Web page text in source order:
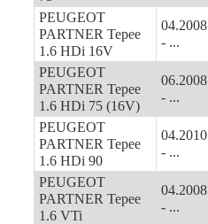
PEUGEOT
PARTNER Tepee
1.6 HDi 16V
04.2008
- ...
PEUGEOT
PARTNER Tepee
1.6 HDi 75 (16V)
06.2008
- ...
PEUGEOT
PARTNER Tepee
1.6 HDi 90
04.2010
- ...
PEUGEOT
PARTNER Tepee
1.6 VTi
04.2008
- ...